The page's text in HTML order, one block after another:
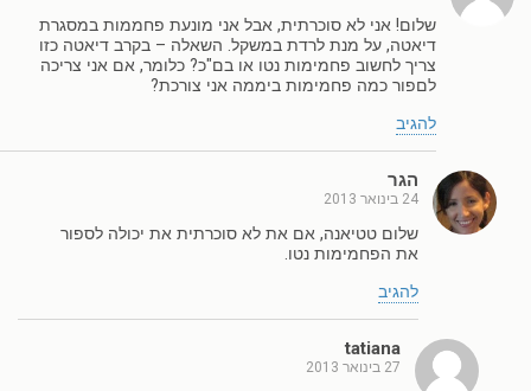
שלום! אני לא סוכרתית, אבל אני מונעת פחממות במסגרת
דיאטה, על מנת לרדת במשקל. השאלה – בקרב דיאטה כזו
צריך לחשוב פחמימות נטו או בם"כ? כלומר, אם אני צריכה
לםפור כמה פחמימות ביממה אני צורכת?
להגיב
הגר
24 בינואר 2013
שלום טטיאנה, אם את לא סוכרתית את יכולה לספור
את הפחמימות נטו.
להגיב
tatiana
27 בינואר 2013